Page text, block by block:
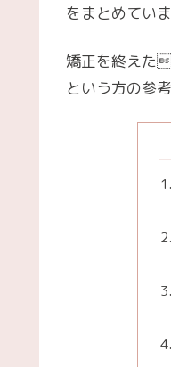
をまとめていま
矯正を終えた
という方の参